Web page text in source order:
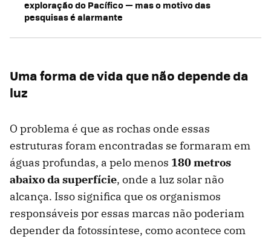
exploração do Pacífico — mas o motivo das
pesquisas é alarmante
Uma forma de vida que não depende da
luz
O problema é que as rochas onde essas
estruturas foram encontradas se formaram em
águas profundas, a pelo menos 180 metros
abaixo da superfície, onde a luz solar não
alcança. Isso significa que os organismos
responsáveis por essas marcas não poderiam
depender da fotossíntese, como acontece com